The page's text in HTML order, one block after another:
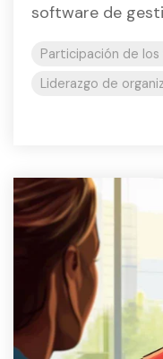
software de
Participación de
Liderazgo de